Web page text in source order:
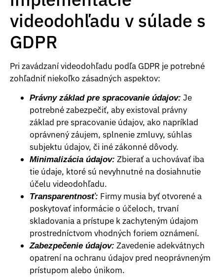
videodohľadu v súlade s
GDPR
Pri zavádzaní videodohľadu podľa GDPR je potrebné
zohľadniť niekoľko zásadných aspektov:
Právny základ pre spracovanie údajov: Je
potrebné zabezpečiť, aby existoval právny
základ pre spracovanie údajov, ako napríklad
oprávnený záujem, splnenie zmluvy, súhlas
subjektu údajov, či iné zákonné dôvody.
Minimalizácia údajov: Zbierať a uchovávať iba
tie údaje, ktoré sú nevyhnutné na dosiahnutie
účelu videodohľadu.
Transparentnosť: Firmy musia byť otvorené a
poskytovať informácie o účeloch, trvaní
skladovania a prístupe k zachyteným údajom
prostredníctvom vhodných foriem oznámení.
Zabezpečenie údajov: Zavedenie adekvátnych
opatrení na ochranu údajov pred neoprávneným
prístupom alebo únikom.